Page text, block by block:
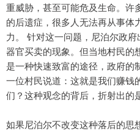
重威胁，甚至可能危及生命。许
的后遗症，很多人无法再从事体
力。 针对这一问题，尼泊尔政
器官买卖的现象。但当地村民的
是一种快速致富的途径，政府的
一位村民说道：这就是我们赚钱
们？这种观念的背后，折射出的
如果尼泊尔不改变这种落后的思